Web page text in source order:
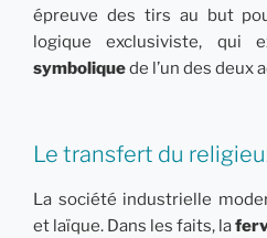
épreuve des tirs au but
logique exclusiviste, qui
symboliquede l’un des deux
Le transfert du
La société industrielle
et laïque. Dans les faits, la